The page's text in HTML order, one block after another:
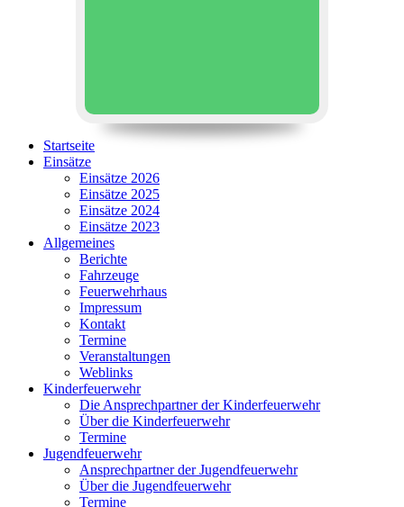
Startseite
Einsätze
Einsätze 2026
Einsätze 2025
Einsätze 2024
Einsätze 2023
Allgemeines
Berichte
Fahrzeuge
Feuerwehrhaus
Impressum
Kontakt
Termine
Veranstaltungen
Weblinks
Kinderfeuerwehr
Die Ansprechpartner der Kinderfeuerwehr
Über die Kinderfeuerwehr
Termine
Jugendfeuerwehr
Ansprechpartner der Jugendfeuerwehr
Über die Jugendfeuerwehr
Termine